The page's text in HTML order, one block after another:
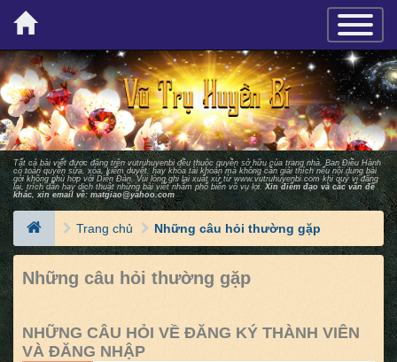
×
Tất cả bài viết được đăng trên vutruhuyenbi đều thuộc quyền sở hữu của trang nhà. Ban Ðiều Hành
có toàn quyền sửa, xóa, kiểm duyệt, hay khóa tài khoản mà không cần giải thích nếu nội dung bài
gởi không phù hợp với Diễn Ðàn. Vui lòng ghi lại xuất xứ từwww.vutruhuyenbi.comkhi quý vị đăng
lại, trích dẫn hay dịch thuật những bài viết nhằm phổ biến vô vụ lợi. Xin điểm đạo và các vấn đề
khác, xin email về: matgiao@yahoo.com
Trang chủ Những câu hỏi thường gặp
Những câu hỏi thường gặp
NHỮNG CÂU HỎI VỀ ĐĂNG KÝ THÀNH VIÊN
VÀ ĐĂNG NHẬP